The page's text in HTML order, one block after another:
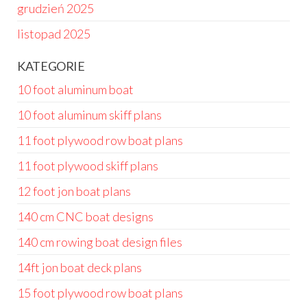
grudzień 2025
listopad 2025
KATEGORIE
10 foot aluminum boat
10 foot aluminum skiff plans
11 foot plywood row boat plans
11 foot plywood skiff plans
12 foot jon boat plans
140 cm CNC boat designs
140 cm rowing boat design files
14ft jon boat deck plans
15 foot plywood row boat plans